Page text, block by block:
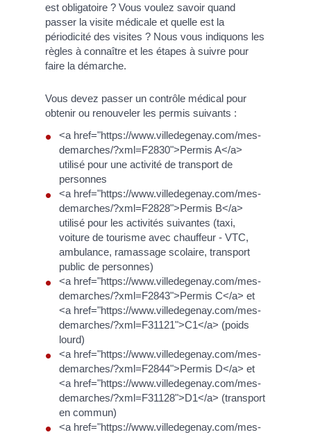
est obligatoire ? Vous voulez savoir quand
passer la visite médicale et quelle est la
périodicité des visites ? Nous vous indiquons les
règles à connaître et les étapes à suivre pour
faire la démarche.
Vous devez passer un contrôle médical pour
obtenir ou renouveler les permis suivants :
<a href="https://www.villedegenay.com/mes-
demarches/?xml=F2830">Permis A</a>
utilisé pour une activité de transport de
personnes
<a href="https://www.villedegenay.com/mes-
demarches/?xml=F2828">Permis B</a>
utilisé pour les activités suivantes (taxi,
voiture de tourisme avec chauffeur - VTC,
ambulance, ramassage scolaire, transport
public de personnes)
<a href="https://www.villedegenay.com/mes-
demarches/?xml=F2843">Permis C</a> et
<a href="https://www.villedegenay.com/mes-
demarches/?xml=F31121">C1</a> (poids
lourd)
<a href="https://www.villedegenay.com/mes-
demarches/?xml=F2844">Permis D</a> et
<a href="https://www.villedegenay.com/mes-
demarches/?xml=F31128">D1</a> (transport
en commun)
<a href="https://www.villedegenay.com/mes-